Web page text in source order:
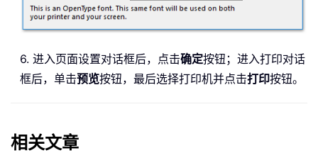
6. 进入页面设置对话框后，点击确定按钮；进入打印对话
框后，单击预览按钮，最后选择打印机并点击打印按钮。
相关文章